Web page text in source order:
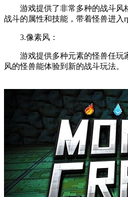
游戏提供了非常多种的战斗风
战斗的属性和技能，带着怪兽进入
3.像素风：
游戏提供多种元素的怪兽任玩
风的怪兽能体验到新的战斗玩法。